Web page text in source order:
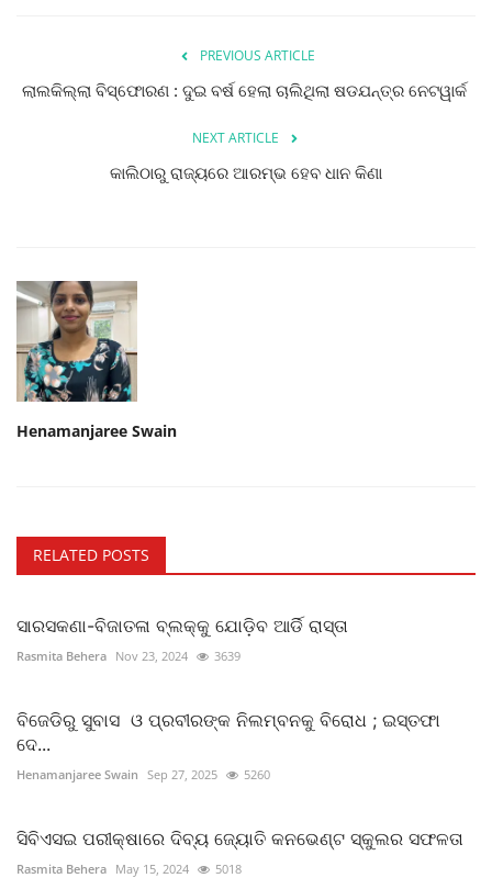
PREVIOUS ARTICLE
ଲାଲକିଲ୍ଲା ବିସ୍ଫୋରଣ : ଦୁଇ ବର୍ଷ ହେଲା ଚାଲିଥିଲା ଷଡଯନ୍ତ୍ର ନେଟୱାର୍କ
NEXT ARTICLE
କାଲିଠାରୁ ରାଜ୍ୟରେ ଆରମ୍ଭ ହେବ ଧାନ କିଣା
Henamanjaree Swain
RELATED POSTS
ସାରସକଣା-ବିଜାତଳା ବ୍ଲକ୍କୁ ଯୋଡ଼ିବ ଆର୍ଡି ରାସ୍ତା
Rasmita Behera Nov 23, 2024 3639
ବିଜେଡିରୁ ସୁବାସ ଓ ପ୍ରବୀରଙ୍କ ନିଲମ୍ବନକୁ ବିରୋଧ ; ଇସ୍ତଫା
ଦେ...
Henamanjaree Swain Sep 27, 2025 5260
ସିବିଏସଇ ପରୀକ୍ଷାରେ ଦିବ୍ୟ ଜ୍ୟୋତି କନଭେଣ୍ଟ ସ୍କୁଲର ସଫଳତା
Rasmita Behera May 15, 2024 5018